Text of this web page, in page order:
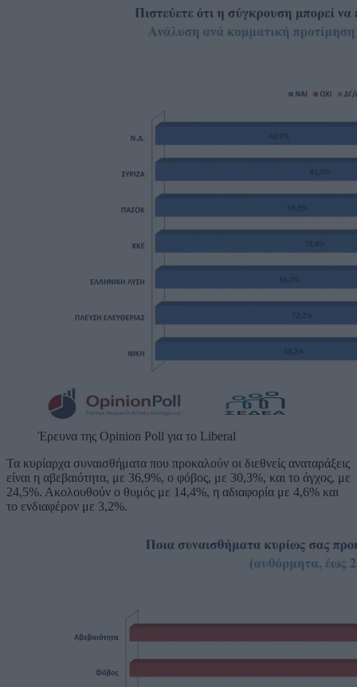
Έρευνα της Opinion Poll για το Liberal
Τα κυρίαρχα συναισθήματα που προκαλούν οι διεθνείς αναταράξεις
είναι η αβεβαιότητα, με 36,9%, ο φόβος, με 30,3%, και το άγχος, με
24,5%. Ακολουθούν ο θυμός με 14,4%, η αδιαφορία με 4,6% και
το ενδιαφέρον με 3,2%.